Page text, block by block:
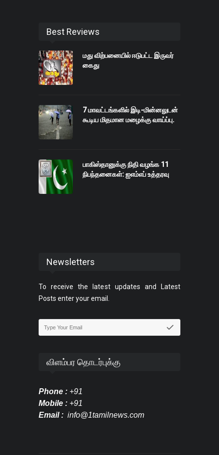
Best Reviews
மது விற்பனையில் ஈடுபட்ட இருவர்
கைது
7 மாவட்டங்களில் இடி-மின்னலுடன்
கூடிய மிதமான மழைக்கு வாய்ப்பு.
பாகிஸ்தானுக்கு நிதி வழங்க 11
நிபந்தனைகள்: ஐஎம்எப் உத்தரவு
Newsletters
To receive the latest updates and Latest
Posts enter your email.
விளம்பர தொடர்புக்கு
Phone : +91
Mobile : +91
Email : info@1tamilnews.com